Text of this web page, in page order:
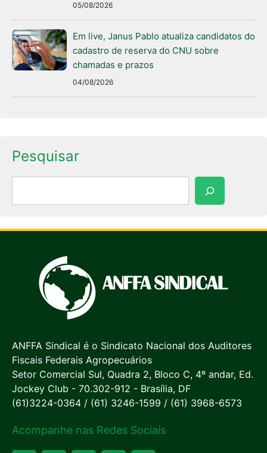
05/08/2026
Em live, Janus Pablo atualiza candidatos do
cadastro de reserva do CNU sobre
chamadas e prazos
04/08/2026
Pesquisar
ANFFA Sindical é o Sindicato Nacional dos Auditores
Fiscais Federais Agropecuários
Setor Comercial Sul, Quadra 2, Bloco C, 4º andar, Ed.
Jockey Club - 70.302-912 - Brasília, DF
(61)3224-0364 / (61) 3246-1599 / (61) 3968-6573
Acompanhe nas Redes Sociais